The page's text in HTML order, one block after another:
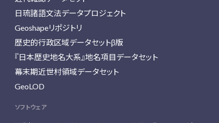
日琉諸語文法データプロジェクト
Geoshapeリポジトリ
歴史的行政区域データセットβ版
『日本歴史地名大系』地名項目データセット
幕末期近世村領域データセット
GeoLOD
ソフトウェア